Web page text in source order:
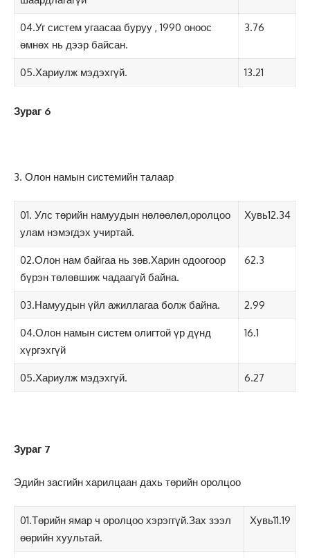
04.Уг систем угаасаа буруу , 1990 оноос
өмнөх нь дээр байсан.
3.76
05.Хариулж мэдэхгүй. 13.21
Зураг 6
3. Олон намын системийн талаар
01. Улс төрийн намуудын нөлөөлөл,оролцоо
улам нэмэгдэх учиртай.
Хувь12.34
02.Олон нам байгаа нь зөв.Харин одоогоор
бүрэн төлөвшиж чадаагүй байна.
62.3
03.Намуудын үйл ажиллагаа болж байна. 2.99
04.Олон намын систем олигтой үр дүнд
хүргэхгүй
16.1
05.Хариулж мэдэхгүй. 6.27
Зураг 7
Эдийн засгийн харилцаан дахь төрийн оролцоо
01.Төрийн ямар ч оролцоо хэрэггүй.Зах зээл
өөрийн хуультай.
Хувь11.19